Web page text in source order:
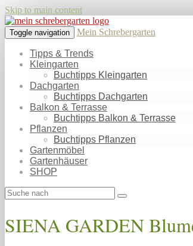
Skip to main content
Toggle navigation Mein Schrebergarten
Tipps & Trends
Kleingarten
Buchtipps Kleingarten
Dachgarten
Buchtipps Dachgarten
Balkon & Terrasse
Buchtipps Balkon & Terrasse
Pflanzen
Buchtipps Pflanzen
Gartenmöbel
Gartenhäuser
SHOP
SIENA GARDEN